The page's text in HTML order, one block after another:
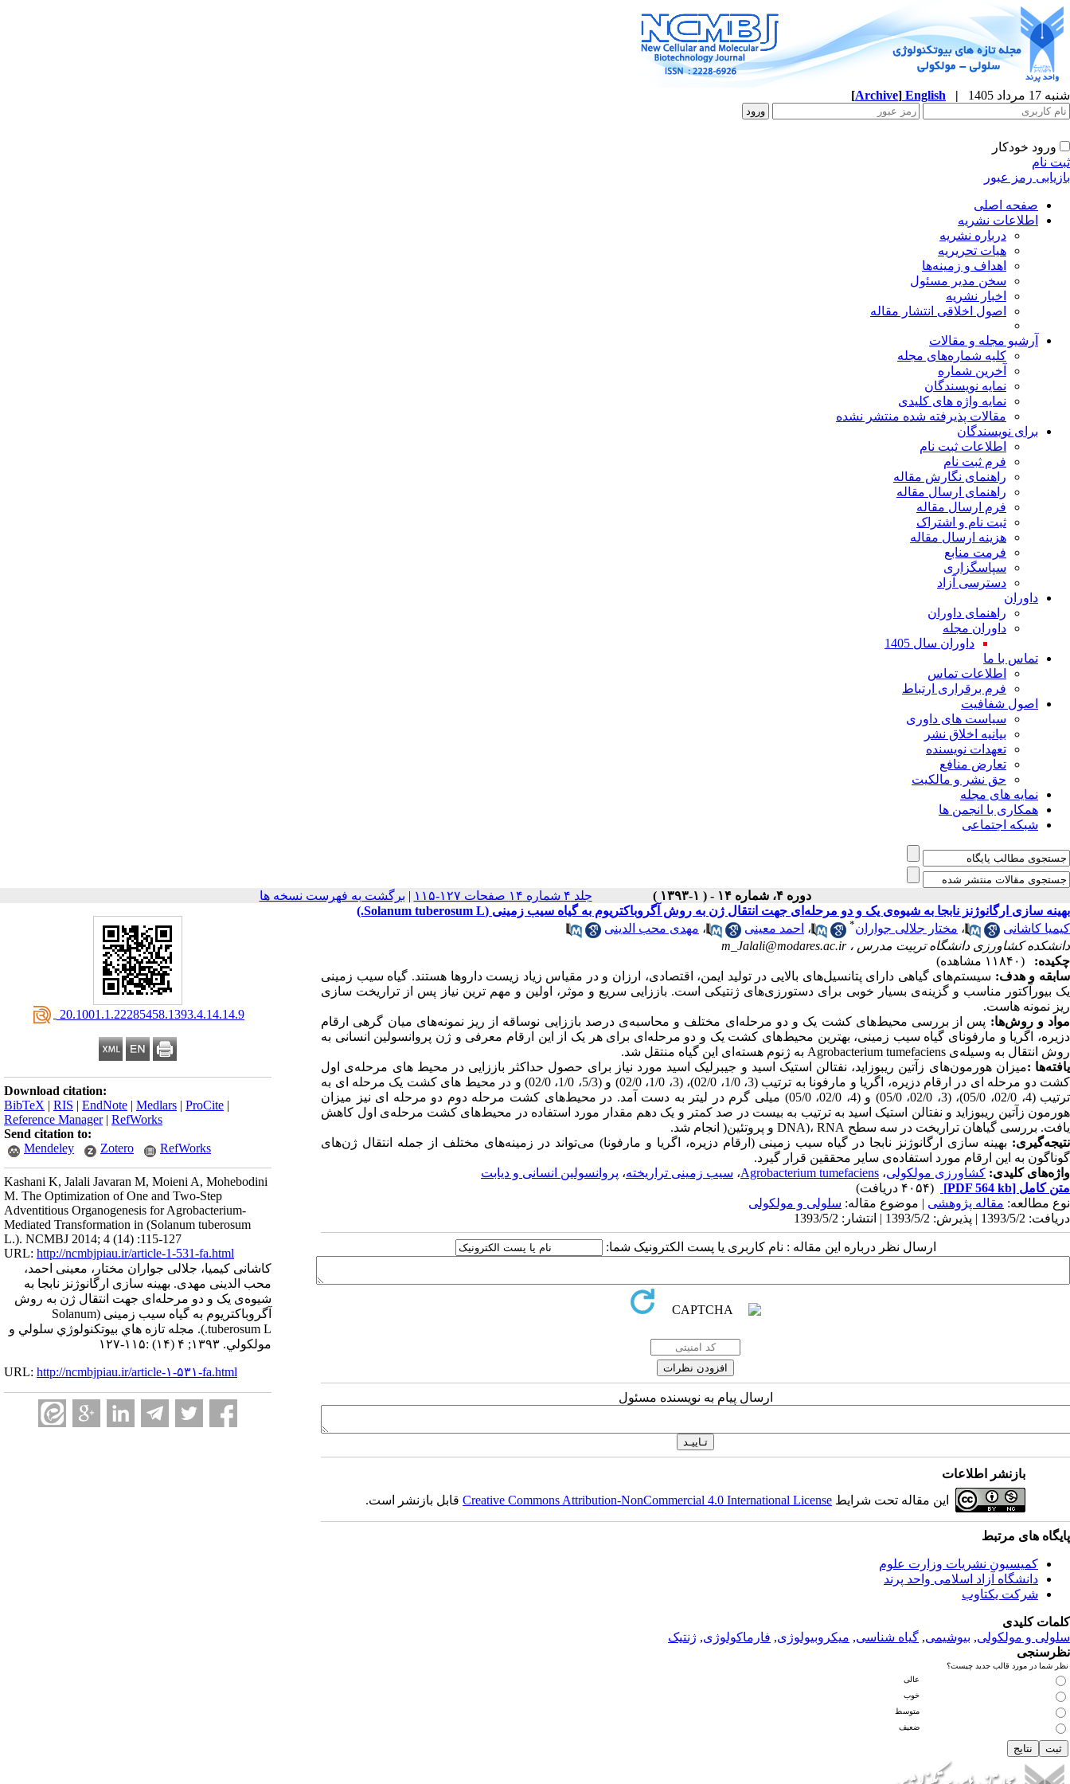
شنبه 17 مرداد 1405 |
English
[Archive]
ورود خودکار
ثبت نام
بازیابی رمز عبور
صفحه اصلی
اطلاعات نشریه
درباره نشریه
هیات تحریریه
اهداف و زمینه‌ها
سخن مدیر مسئول
اخبار نشریه
اصول اخلاقی انتشار مقاله
آرشیو مجله و مقالات
کلیه شماره‌های مجله
آخرین شماره
نمایه نویسندگان
نمایه واژه های کلیدی
مقالات پذیرفته شده منتشر نشده
برای نویسندگان
اطلاعات ثبت نام
فرم ثبت نام
راهنمای نگارش مقاله
راهنمای ارسال مقاله
فرم ارسال مقاله
ثبت نام و اشتراک
هزینه ارسال مقاله
فرمت منابع
سپاسگزاری
دسترسی آزاد
داوران
راهنمای داوران
داوران مجله
داوران سال 1405
تماس با ما
اطلاعات تماس
فرم برقراری ارتباط
اصول شفافیت
سیاست های داوری
بیانیه اخلاق نشر
تعهدات نویسنده
تعارض منافع
حق نشر و مالکیت
نمایه های مجله
همکاری با انجمن ها
شبکه اجتماعی
دوره ۴، شماره ۱۴ - ( ۱-۱۳۹۳ ) جلد ۴ شماره ۱۴ صفحات ۱۲۷-۱۱۵ | برگشت به فهرست نسخه ها
‎ 20.1001.1.22285458.1393.4.14.14.9
Download citation:
BibTeX | RIS | EndNote | Medlars | ProCite |
Reference Manager| RefWorks
Send citation to:
Mendeley
Zotero RefWorks
Kashani K, Jalali Javaran M, Moieni A, Mohebodini
M. The Optimization of One and Two-Step
Adventitious Organogenesis for Agrobacterium-
Mediated Transformation in (Solanum tuberosum
L.). NCMBJ 2014; 4 (14) :115-127
URL: http://ncmbjpiau.ir/article-1-531-fa.html
کاشانی کیمیا، جلالی جواران مختار، معینی احمد،
محب الدینی مهدی. بهینه سازی ارگانوژنز نابجا به
شیوه‌ی یک و دو مرحله‌ای جهت انتقال ژن به روش
آگروباکتریوم به گیاه سیب زمینی (Solanum
tuberosum L.). مجله تازه هاي بيوتكنولوژي سلولي و
مولكولي. ۱۳۹۳; ۴ (۱۴) :۱۱۵-۱۲۷
URL: http://ncmbjpiau.ir/article-۱-۵۳۱-fa.html
بهینه سازی ارگانوژنز نابجا به شیوه‌ی یک و دو مرحله‌ای جهت انتقال ژن به روش آگروباکتریوم به گیاه سیب زمینی (Solanum tuberosum L.)
کیمیا کاشانی
، مختار جلالی جواران* ، احمد معینی ، مهدی محب الدینی
دانشکده کشاورزی دانشگاه تربیت مدرس ،m_Jalali@modares.ac.ir
چکیده:
(۱۱۸۴۰ مشاهده)
سابقه و هدف: سیستم‌های گیاهی دارای پتانسیل‌های بالایی در تولید ایمن، اقتصادی، ارزان و در مقیاس زیاد زیست داروها هستند. گیاه سیب زمینی
یک بیورآکتور مناسب و گزینه‌ی بسیار خوبی برای دستورزی‌های ژنتیکی است. باززایی سریع و موثر، اولین و مهم ترین نیاز پس از تراریخت سازی
ریز نمونه هاست.
مواد و روش‌ها: پس از بررسی محیط‌های کشت یک و دو مرحله‌ای مختلف و محاسبه‌ی درصد باززایی نوساقه از ریز نمونه‌های میان گرهی ارقام
دزیره، اگریا و مارفونای گیاه سیب زمینی، بهترین محیط‌های کشت یک و دو مرحله‌ای برای هر یک از این ارقام معرفی و ژن پروانسولین انسانی به
روش انتقال به وسیله‌ی Agrobacterium tumefaciens به ژنوم هسته‌ای این گیاه منتقل شد.
یافته‌ها :میزان هورمون‌های زآتین ریبوزاید، نفتالن استیک اسید و جیبرلیک اسید مورد نیاز برای حصول حداکثر باززایی در محیط های مرحله‌ی اول
کشت دو مرحله ای در ارقام دزیره، اگریا و مارفونا به ترتیب (3، 1/0، 02/0)، (3، 1/0، 02/0) و (5/3، 1/0، 02/0) و در محیط های کشت یک مرحله ای به
ترتیب (4، 02/0، 05/0)، (3، 02/0، 05/0) و (4، 02/0، 05/0) میلی گرم در لیتر به دست آمد. در محیط‌های کشت مرحله دوم دو مرحله ای نیز میزان
هورمون زآتین ریبوزاید و نفتالن استیک اسید به ترتیب به بیست در صد کمتر و یک دهم مقدار مورد استفاده در محیط‌های کشت مرحله‌ی اول کاهش
یافت. بررسی گیاهان تراریخت در سه سطح DNA)، RNA و پروتئین( انجام شد.
نتیجه‌گیری: بهینه سازی ارگانوژنز نابجا در گیاه سیب زمینی (ارقام دزیره، اگریا و مارفونا) می‌تواند در زمینه‌های مختلف از جمله انتقال ژن‌های
گوناگون به این ارقام مورد استفاده‌ی سایر محققین قرار گیرد.
واژه‌های کلیدی: کشاورزی مولکولی، Agrobacterium tumefaciens، سیب زمینی تراریخته، پروانسولین انسانی و دیابت
متن کامل [PDF 564 kb]
(۴۰۵۴ دریافت)
نوع مطالعه: مقاله پژوهشی | موضوع مقاله: سلولی و مولکولی
دریافت: 1393/5/2 | پذیرش: 1393/5/2 | انتشار: 1393/5/2
ارسال نظر درباره این مقاله : نام کاربری یا پست الکترونیک شما:
ارسال پیام به نویسنده مسئول
بازنشر اطلاعات
این مقاله تحت شرایط Creative Commons Attribution-NonCommercial 4.0 International Licenseقابل بازنشر است.
پایگاه های مرتبط
کمیسیون نشریات وزارت علوم
دانشگاه آزاد اسلامی واحد پرند
شرکت یکتاوب
کلمات کلیدی
سلولی و مولکولی, بیوشیمی, گیاه شناسی, میکروبیولوژی, فارماکولوژی, ژنتیک
نظرسنجی
نظر شما در مورد قالب جدید چیست؟
عالی
خوب
متوسط
ضعیف